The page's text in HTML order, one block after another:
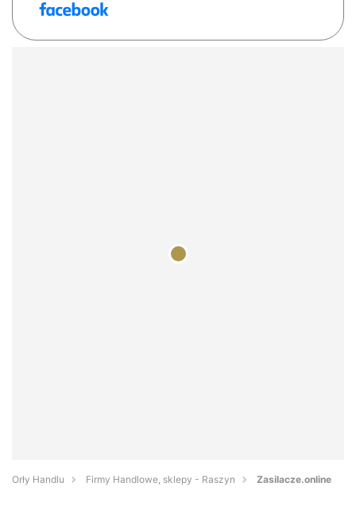
Orły Handlu Firmy Handlowe, sklepy - Raszyn Zasilacze.online